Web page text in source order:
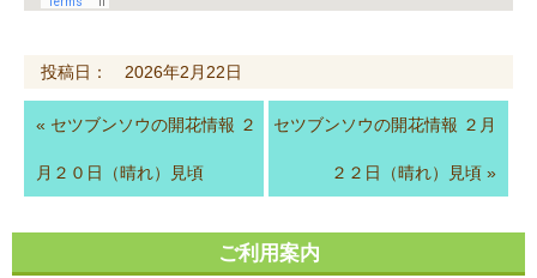
投稿日： 2026年2月22日
« セツブンソウの開花情報 ２
月２０日（晴れ）見頃
セツブンソウの開花情報 ２月
２２日（晴れ）見頃»
ご利用案内